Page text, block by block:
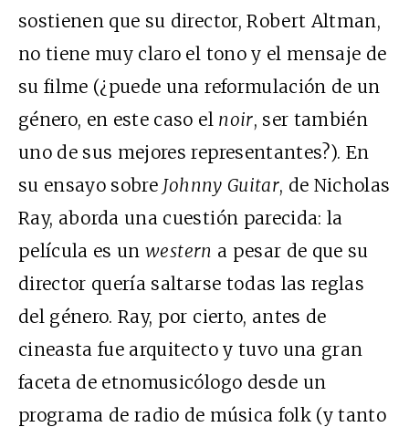
sostienen que su director, Robert Altman,
no tiene muy claro el tono y el mensaje de
su filme (¿puede una reformulación de un
género, en este caso el noir, ser también
uno de sus mejores representantes?). En
su ensayo sobre Johnny Guitar, de Nicholas
Ray, aborda una cuestión parecida: la
película es unwestern a pesar de que su
director quería saltarse todas las reglas
del género. Ray, por cierto, antes de
cineasta fue arquitecto y tuvo una gran
faceta de etnomusicólogo desde un
programa de radio de música folk (y tanto